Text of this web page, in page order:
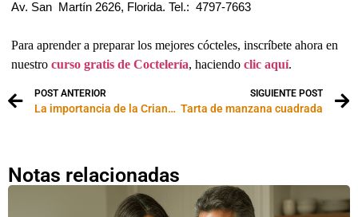
Av. San Martín 2626, Florida. Tel.: 4797-7663
Para aprender a preparar los mejores cócteles, inscríbete ahora en
nuestro curso gratis de Coctelería, haciendo clic aquí.
POST ANTERIOR
La importancia de la Crianza en Madera
SIGUIENTE POST
Tarta de manzana cuadrada
Notas relacionadas